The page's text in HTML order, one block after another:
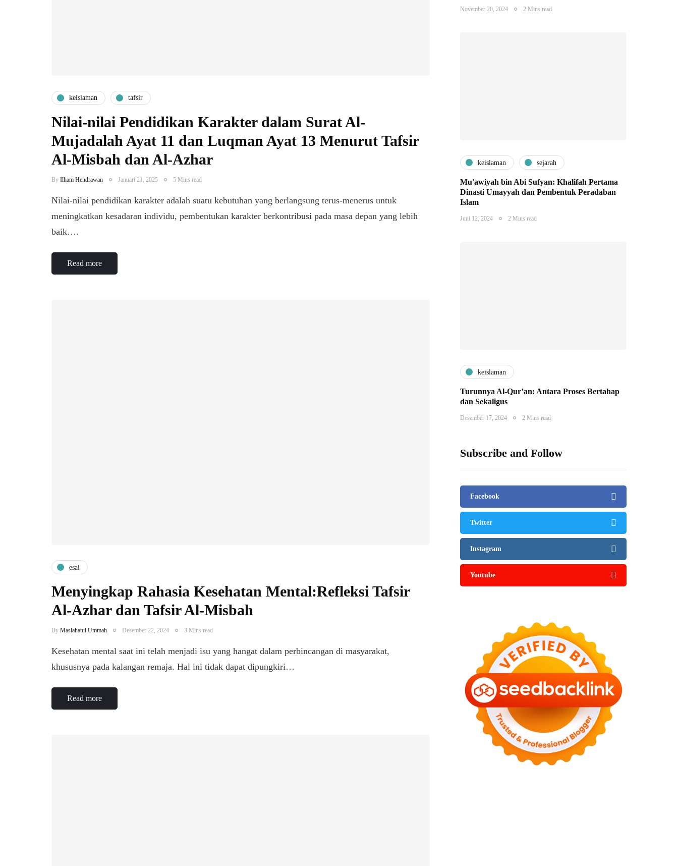
keislaman tafsir
Nilai-nilai Pendidikan Karakter dalam Surat Al-
Mujadalah Ayat 11 dan Luqman Ayat 13 Menurut Tafsir
Al-Misbah dan Al-Azhar
By Ilham Hendrawan Januari 21, 2025 5 Mins read
Nilai-nilai pendidikan karakter adalah suatu kebutuhan yang berlangsung terus-menerus untuk
meningkatkan kesadaran individu, pembentukan karakter berkontribusi pada masa depan yang lebih
baik….
Read more
esai
Menyingkap Rahasia Kesehatan Mental:Refleksi Tafsir
Al-Azhar dan Tafsir Al-Misbah
By Maslahatul Ummah Desember 22, 2024 3 Mins read
Kesehatan mental saat ini telah menjadi isu yang hangat dalam perbincangan di masyarakat,
khususnya pada kalangan remaja. Hal ini tidak dapat dipungkiri…
Read more
November 20, 2024 2 Mins read
keislaman sejarah
Mu'awiyah bin Abi Sufyan: Khalifah Pertama
Dinasti Umayyah dan Pembentuk Peradaban
Islam
Juni 12, 2024 2 Mins read
keislaman
Turunnya Al-Qur’an: Antara Proses Bertahap
dan Sekaligus
Desember 17, 2024 2 Mins read
Subscribe and Follow
Facebook
Twitter
Instagram
Youtube